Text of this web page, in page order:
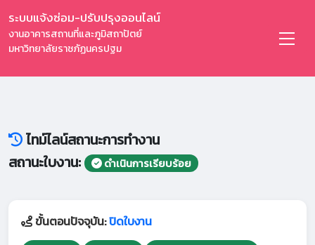
ระบบแจ้งซ่อม-ปรับปรุงออนไลน์
งานอาคารสถานที่และภูมิสถาปัตย์
มหาวิทยาลัยราชภัฏนครปฐม
ไทม์ไลน์สถานะการทำงาน
สถานะใบงาน:
ดำเนินการเรียบร้อย
ขั้นตอนปัจจุบัน:ปิดใบงาน